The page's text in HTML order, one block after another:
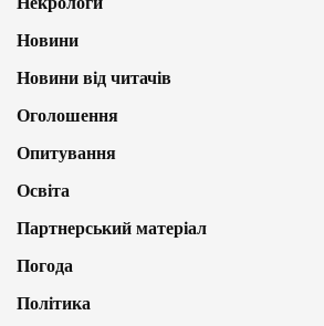
Новини
Новини від читачів
Оголошення
Опитування
Освіта
Партнерський матеріал
Погода
Політика